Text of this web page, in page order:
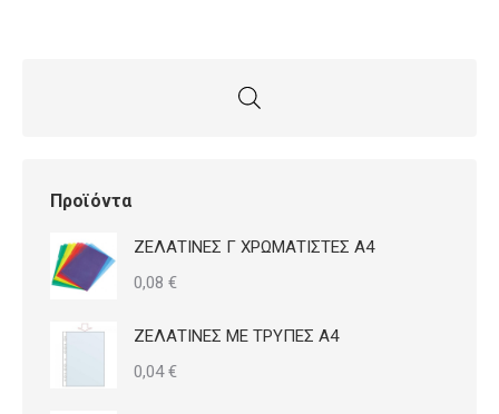
πολλαπλές
να
σελίδα
Προϊόντα
ΖΕΛΑΤΙΝΕΣ Γ ΧΡΩΜΑΤΙΣΤΕΣ Α4
0,08 €
ΖΕΛΑΤΙΝΕΣ ΜΕ ΤΡΥΠΕΣ Α4
0,04€